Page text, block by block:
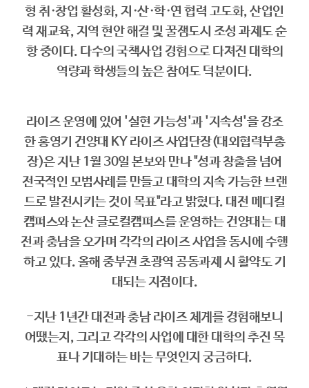
형 취·창업 활성화, 지·산·학·연 협력 고도화, 산업인
력 재교육, 지역 현안 해결 및 꿀잼도시 조성 과제도 순
항 중이다. 다수의 국책사업 경험으로 다져진 대학의
역량과 학생들의 높은 참여도 덕분이다.
라이즈 운영에 있어 '실현 가능성'과 '지속성'을 강조
한 홍영기 건양대 KY 라이즈 사업단장(대외협력부총
장)은 지난 1월 30일 본보와 만나 "성과 창출을 넘어
전국적인 모범사례를 만들고 대학의 지속 가능한 브랜
드로 발전시키는 것이 목표"라고 밝혔다. 대전 메디컬
캠퍼스와 논산 글로컬캠퍼스를 운영하는 건양대는 대
전과 충남을 오가며 각각의 라이즈 사업을 동시에 수행
하고 있다. 올해 중부권 초광역 공동과제 시 활약도 기
대되는 지점이다.
-지난 1년간 대전과 충남 라이즈 체계를 경험해보니
어땠는지, 그리고 각각의 사업에 대한 대학의 추진 목
표나 기대하는 바는 무엇인지 궁금하다.